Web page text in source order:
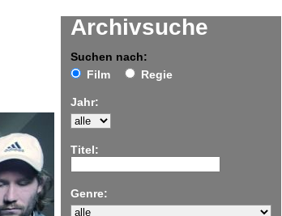
Archivsuche
Suchen nach:
Film
Regie
Jahr:
Titel:
Genre: